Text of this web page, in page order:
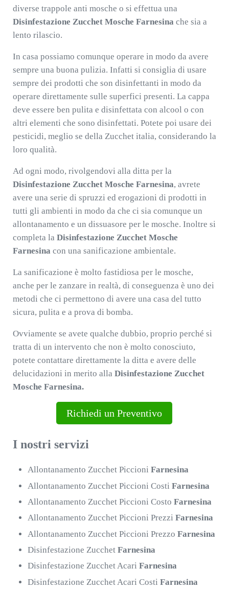
diverse trappole anti mosche o si effettua una
Disinfestazione Zucchet Mosche Farnesina che sia a
lento rilascio.
In casa possiamo comunque operare in modo da avere
sempre una buona pulizia. Infatti si consiglia di usare
sempre dei prodotti che son disinfettanti in modo da
operare direttamente sulle superfici presenti. La cappa
deve essere ben pulita e disinfettata con alcool o con
altri elementi che sono disinfettati. Potete poi usare dei
pesticidi, meglio se della Zucchet italia, considerando la
loro qualità.
Ad ogni modo, rivolgendovi alla ditta per la
Disinfestazione Zucchet Mosche Farnesina, avrete
avere una serie di spruzzi ed erogazioni di prodotti in
tutti gli ambienti in modo da che ci sia comunque un
allontanamento e un dissuasore per le mosche. Inoltre si
completa la Disinfestazione Zucchet Mosche
Farnesina con una sanificazione ambientale.
La sanificazione è molto fastidiosa per le mosche,
anche per le zanzare in realtà, di conseguenza è uno dei
metodi che ci permettono di avere una casa del tutto
sicura, pulita e a prova di bomba.
Ovviamente se avete qualche dubbio, proprio perché si
tratta di un intervento che non è molto conosciuto,
potete contattare direttamente la ditta e avere delle
delucidazioni in merito alla Disinfestazione Zucchet
Mosche Farnesina.
Richiedi un Preventivo
I nostri servizi
Allontanamento Zucchet PiccioniFarnesina
Allontanamento Zucchet Piccioni CostiFarnesina
Allontanamento Zucchet Piccioni CostoFarnesina
Allontanamento Zucchet Piccioni PrezziFarnesina
Allontanamento Zucchet Piccioni PrezzoFarnesina
Disinfestazione ZucchetFarnesina
Disinfestazione Zucchet AcariFarnesina
Disinfestazione Zucchet Acari CostiFarnesina